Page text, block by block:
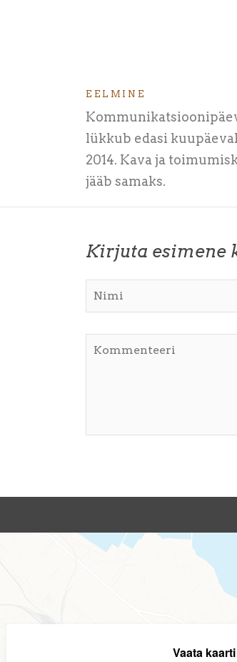
EELMINE
lükkub edasi
2014. Kava ja
jääb samaks.
Kirjuta esimene
Vaata kaarti